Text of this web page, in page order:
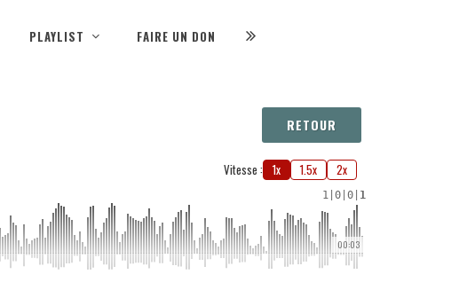
PLAYLIST FAIRE UN DON
RETOUR
Vitesse : 1x 1.5x 2x
1 0 0 1
00:03